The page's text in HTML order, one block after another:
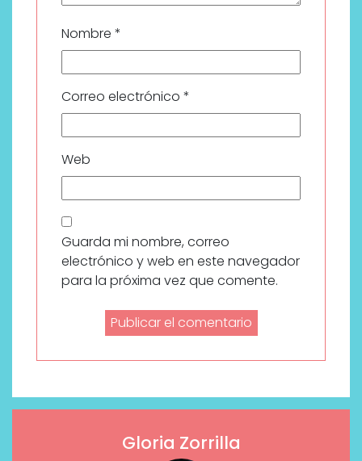
Nombre *
Correo electrónico *
Web
Guarda mi nombre, correo
electrónico y web en este navegador
para la próxima vez que comente.
Gloria Zorrilla